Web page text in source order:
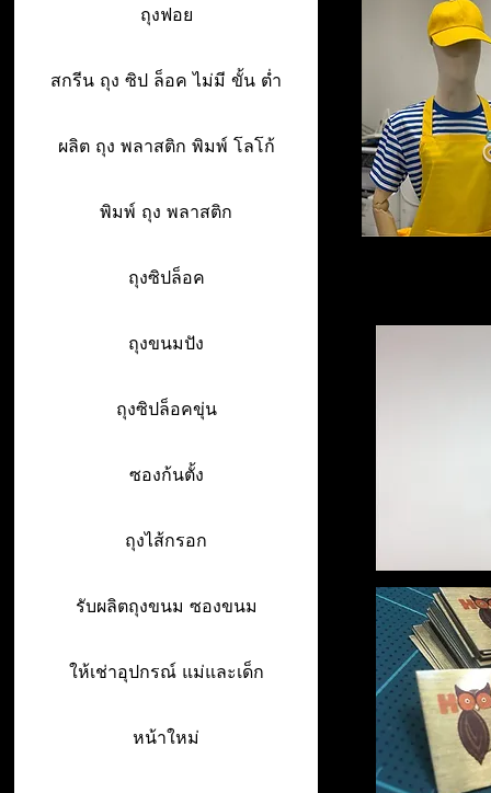
ถุงฟอย
สกรีน ถุง ซิป ล็อค ไม่มี ขั้น ต่ำ
ผลิต ถุง พลาสติก พิมพ์ โลโก้
พิมพ์ ถุง พลาสติก
ถุงซิปล็อค
ถุงขนมปัง
ถุงซิปล็อคขุ่น
ซองก้นตั้ง
ถุงไส้กรอก
รับผลิตถุงขนม ซองขนม
ให้เช่าอุปกรณ์ แม่และเด็ก
หน้าใหม่